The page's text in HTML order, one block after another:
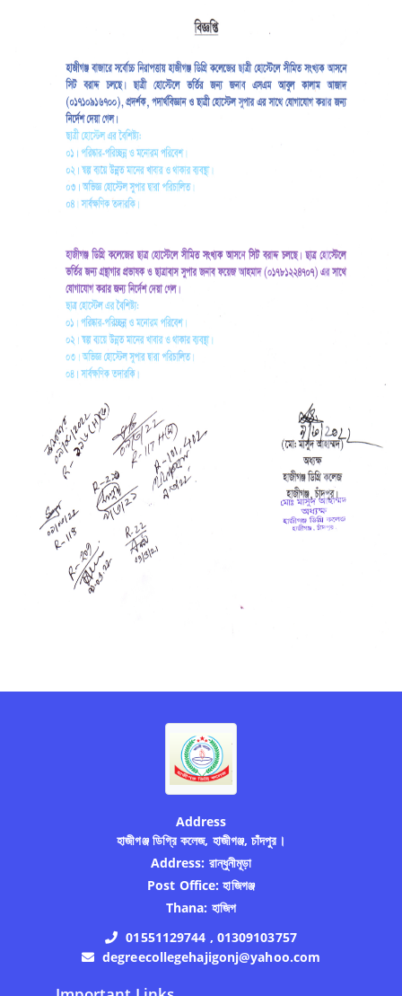
Address
হাজীগঞ্জ ডিগ্রি কলেজ, হাজীগঞ্জ, চাঁদপুর।
Address: রান্ধুনীমূড়া
Post Office: হাজিগঞ্জ
Thana: হাজিগ
01551129744 , 01309103757
degreecollegehajigonj@yahoo.com